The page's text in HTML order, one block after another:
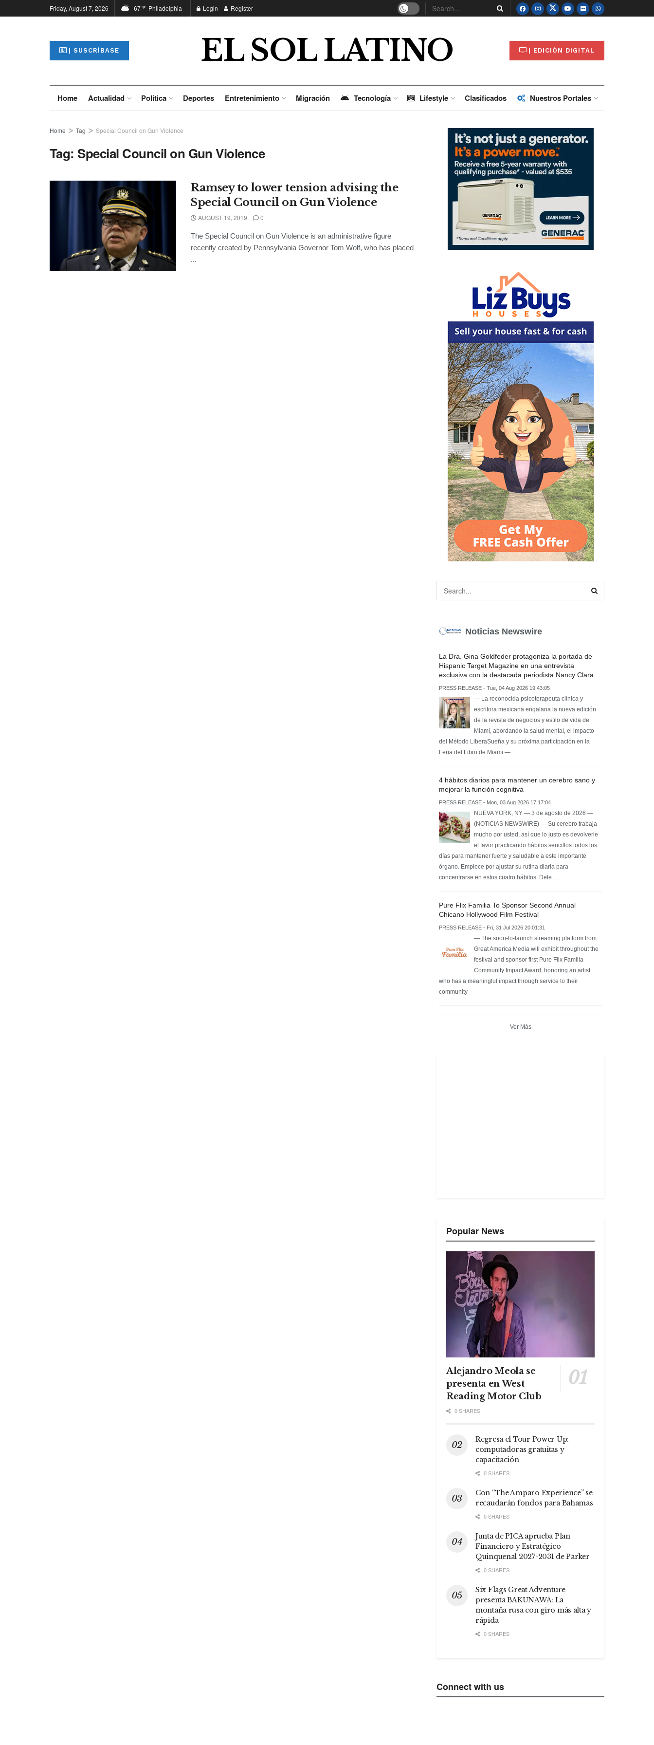
Friday, August 7, 2026 67°F Philadelphia Login Register
| SUSCRÍBASE EL SOL LATINO | EDICIÓN DIGITAL
Home Actualidad Política Deportes Entretenimiento Migración Tecnología Lifestyle Clasificados Nuestros Portales
Home Tag Special Council on Gun Violence
Tag: Special Council on Gun Violence
Ramsey to lower tension advising the
Special Council on Gun Violence
AUGUST 19, 2019 0
The Special Council on Gun Violence is an administrative figure
recently created by Pennsylvania Governor Tom Wolf, who has placed
...
Noticias Newswire
La Dra. Gina Goldfeder protagoniza la portada de
Hispanic Target Magazine en una entrevista
exclusiva con la destacada periodista Nancy Clara
PRESS RELEASE - Tue, 04 Aug 2026 19:43:05
— La reconocida psicoterapeuta clínica y
escritora mexicana engalana la nueva edición
de la revista de negocios y estilo de vida de
Miami, abordando la salud mental, el impacto
del Método LiberaSueña y su próxima participación en la
Feria del Libro de Miami —
4 hábitos diarios para mantener un cerebro sano y
mejorar la función cognitiva
PRESS RELEASE - Mon, 03 Aug 2026 17:17:04
NUEVA YORK, NY — 3 de agosto de 2026 —
(NOTICIAS NEWSWIRE) — Su cerebro trabaja
mucho por usted, así que lo justo es devolverle
el favor practicando hábitos sencillos todos los
días para mantener fuerte y saludable a este importante
órgano. Empiece por ajustar su rutina diaria para
concentrarse en estos cuatro hábitos. Dele …
Pure Flix Familia To Sponsor Second Annual
Chicano Hollywood Film Festival
PRESS RELEASE - Fri, 31 Jul 2026 20:01:31
— The soon-to-launch streaming platform from
Great America Media will exhibit throughout the
festival and sponsor first Pure Flix Familia
Community Impact Award, honoring an artist
who has a meaningful impact through service to their
community —
Ver Más
Popular News
Alejandro Meola se
presenta en West
Reading Motor Club
0 SHARES
Regresa el Tour Power Up:
computadoras gratuitas y
capacitación
0 SHARES
Con “The Amparo Experience” se
recaudarán fondos para Bahamas
0 SHARES
Junta de PICA aprueba Plan
Financiero y Estratégico
Quinquenal 2027-2031 de Parker
0 SHARES
Six Flags Great Adventure
presenta BAKUNAWA: La
montaña rusa con giro más alta y
rápida
0 SHARES
Connect with us